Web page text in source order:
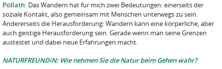
Pöllath: Das Wandern hat für mich zwei Bedeutungen: einerseits der
soziale Kontakt, also gemeinsam mit Menschen unterwegs zu sein.
Andererseits die Herausforderung: Wandern kann eine körperliche, aber
auch geistige Herausforderung sein. Gerade wenn man seine Grenzen
austestet und dabei neue Erfahrungen macht.
NATURFREUNDiN: Wie nehmen Sie die Natur beim Gehen wahr?